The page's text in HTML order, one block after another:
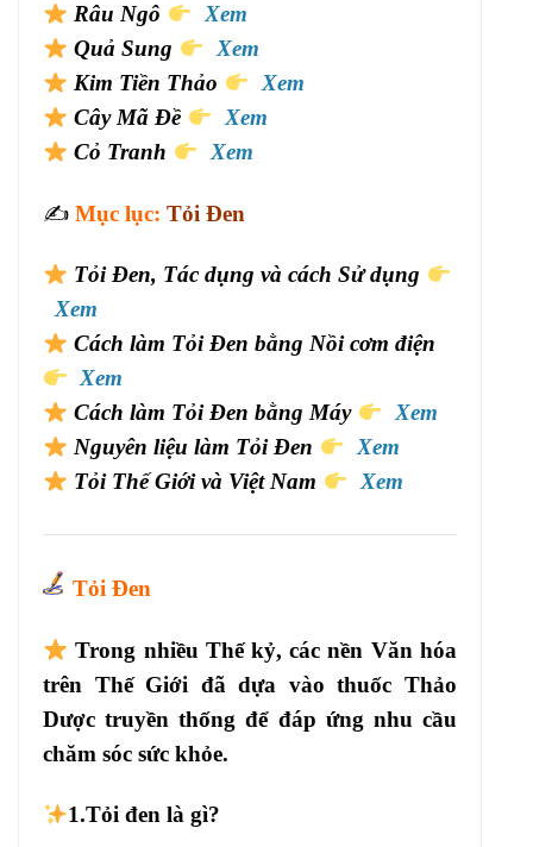
Râu Ngô
Xem
Quả Sung
Xem
Kim Tiền Thảo
Xem
Cây Mã Đề
Xem
Cỏ Tranh
Xem
✍️ Mục lục: Tỏi Đen
Tỏi Đen, Tác dụng và cách Sử dụng
Xem
Cách làm Tỏi Đen bằng Nồi cơm điện
Xem
Cách làm Tỏi Đen bằng Máy
Xem
Nguyên liệu làm Tỏi Đen
Xem
Tỏi Thế Giới và Việt Nam
Xem
Tỏi Đen
Trong nhiều Thế kỷ, các nền Văn hóa
trên Thế Giới đã dựa vào thuốc Thảo
Dược truyền thống để đáp ứng nhu cầu
chăm sóc sức khỏe.
1.Tỏi đen là gì?